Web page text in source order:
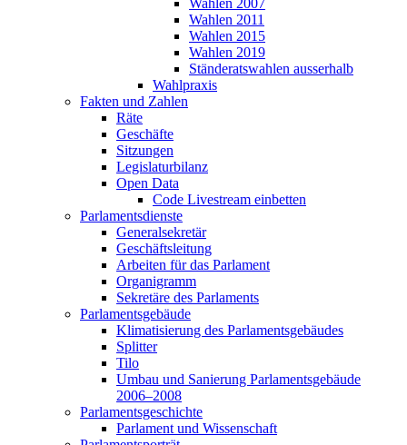
Wahlen 2007
Wahlen 2011
Wahlen 2015
Wahlen 2019
Ständeratswahlen ausserhalb
Wahlpraxis
Fakten und Zahlen
Räte
Geschäfte
Sitzungen
Legislaturbilanz
Open Data
Code Livestream einbetten
Parlamentsdienste
Generalsekretär
Geschäftsleitung
Arbeiten für das Parlament
Organigramm
Sekretäre des Parlaments
Parlamentsgebäude
Klimatisierung des Parlamentsgebäudes
Splitter
Tilo
Umbau und Sanierung Parlamentsgebäude
2006–2008
Parlamentsgeschichte
Parlament und Wissenschaft